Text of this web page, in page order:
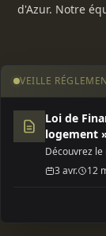
d'Azur. Notre
VEILLE
Loi de
logement
2026
Découvrez
(Jeanbrun)
majeure
3 avr. 12